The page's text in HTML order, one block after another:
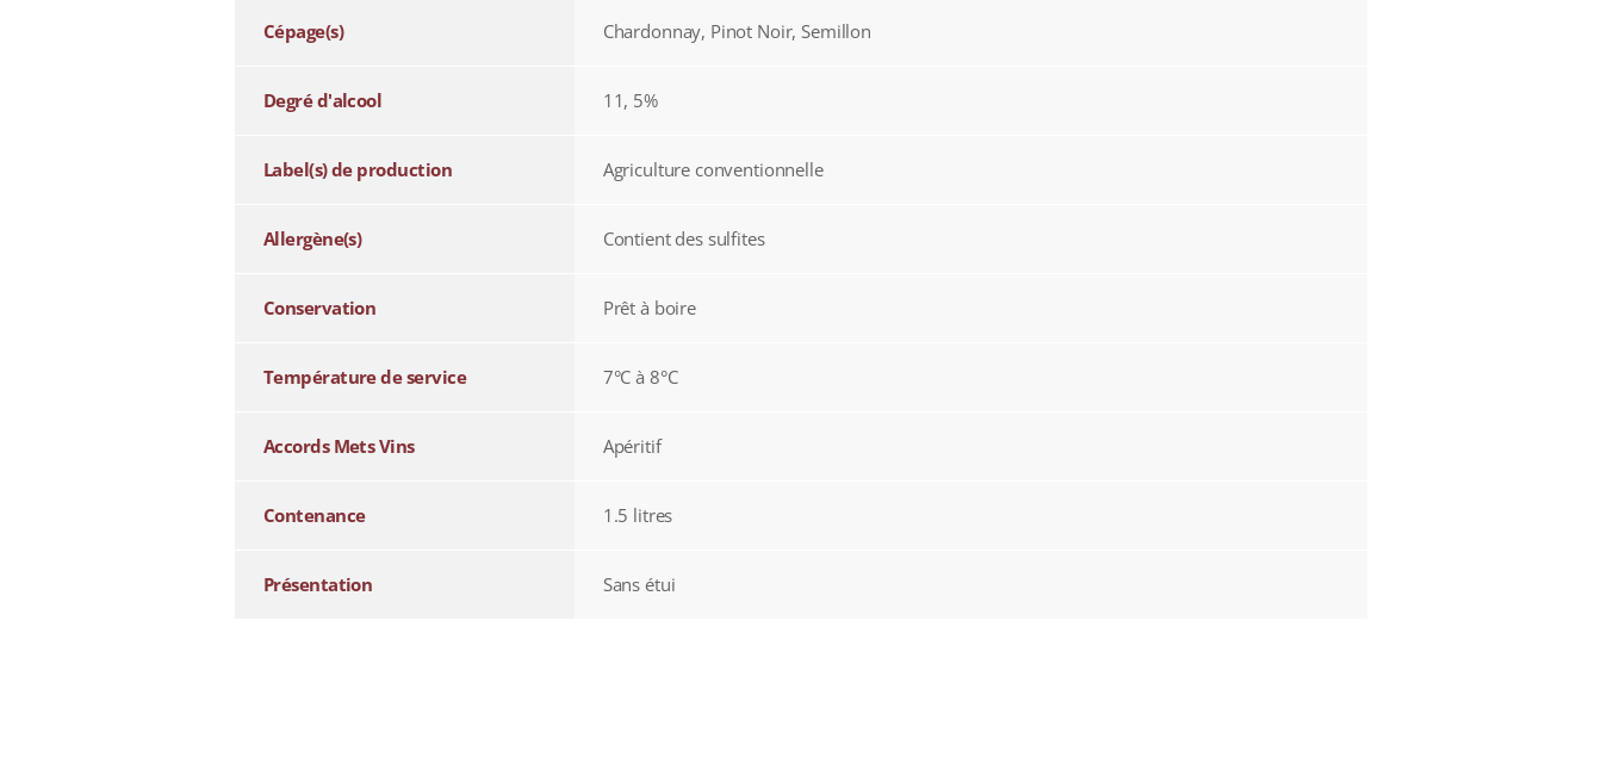
Cépage(s) Chardonnay, Pinot Noir, Semillon
Degré d'alcool 11, 5%
Label(s) de production Agriculture conventionnelle
Allergène(s) Contient des sulfites
Conservation Prêt à boire
Température de service 7°C à 8°C
Accords Mets Vins Apéritif
Contenance 1.5 litres
Présentation Sans étui